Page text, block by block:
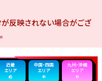
反映されない場合がござ
近畿
エリア
中国・四国
エリア
九州・沖縄
エリア